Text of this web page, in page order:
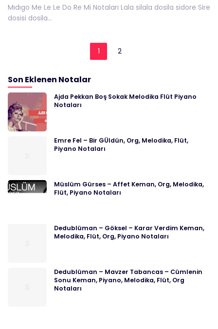
Mıdıgo Me Le Le Do Re Mi Notaları Lala silala dosila sidore Sire
dosisi dosila...
1 2
Son Eklenen Notalar
Ajda Pekkan Boş Sokak Melodika Flüt Piyano
Notaları
Emre Fel – Bir GÜldün, Org, Melodika, Flüt,
Piyano Notaları
Müslüm Gürses – Affet Keman, Org, Melodika,
Flüt, Piyano Notaları
Dedublüman – Göksel – Karar Verdim Keman,
Melodika, Flüt, Org, Piyano Notaları
Dedublüman – Mavzer Tabancas – Cümlenin
Sonu Keman, Piyano, Melodika, Flüt, Org
Notaları